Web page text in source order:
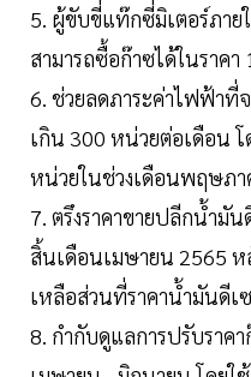
5. ผู้ขับขี่แท๊กซี่มิเตอร์ภาย
สามารถซื้อก๊าซได้ในราค
6. ช่วยลดภาระค่าไฟฟ้า
เกิน 300 หน่วยต่อเดือน โ
หน่วยในช่วงเดือนพฤษภา
7. ตรึงราคาขายปลีกน้ำมั
สิ้นเดือนเมษายน 2565 ห
เหลือส่วนที่ราคาน้ำมันดีเ
8. กำกับดูแลการปรับราค